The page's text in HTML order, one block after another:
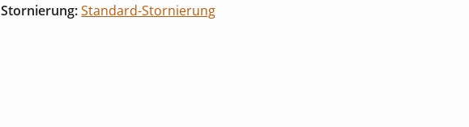
Stornierung:Standard-Stornierung